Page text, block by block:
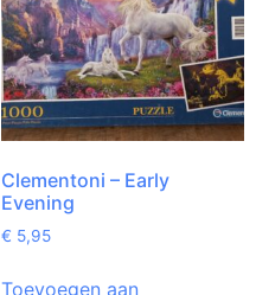
Clementoni – Early
Evening
€ 5,95
Toevoegen aan